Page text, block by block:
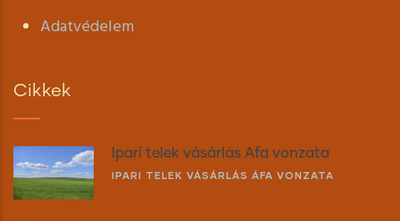
Adatvédelem
Cikkek
Ipari telek vásárlás Áfa vonzata
IPARI TELEK VÁSÁRLÁS ÁFA VONZATA